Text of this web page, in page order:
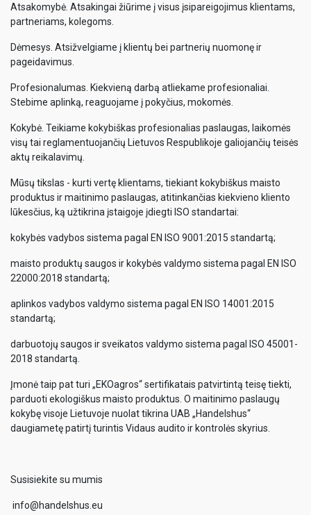
Atsakomybė. Atsakingai žiūrime į visus įsipareigojimus klientams,
partneriams, kolegoms.
Dėmesys. Atsižvelgiame į klientų bei partnerių nuomonę ir
pageidavimus.
Profesionalumas. Kiekvieną darbą atliekame profesionaliai.
Stebime aplinką, reaguojame į pokyčius, mokomės.
Kokybė. Teikiame kokybiškas profesionalias paslaugas, laikomės
visų tai reglamentuojančių Lietuvos Respublikoje galiojančių teisės
aktų reikalavimų.
Mūsų tikslas - kurti vertę klientams, tiekiant kokybiškus maisto
produktus ir maitinimo paslaugas, atitinkančias kiekvieno kliento
lūkesčius, ką užtikrina įstaigoje įdiegti ISO standartai:
kokybės vadybos sistema pagal EN ISO 9001:2015 standartą;
maisto produktų saugos ir kokybės valdymo sistema pagal EN ISO
22000:2018 standartą;
aplinkos vadybos valdymo sistema pagal EN ISO 14001:2015
standartą;
darbuotojų saugos ir sveikatos valdymo sistema pagal ISO 45001-
2018 standartą.
Įmonė taip pat turi „EKOagros“ sertifikatais patvirtintą teisę tiekti,
parduoti ekologiškus maisto produktus. O maitinimo paslaugų
kokybę visoje Lietuvoje nuolat tikrina UAB „Handelshus“
daugiametę patirtį turintis Vidaus audito ir kontrolės skyrius.
Susisiekite su mumis
info@handelshus.eu